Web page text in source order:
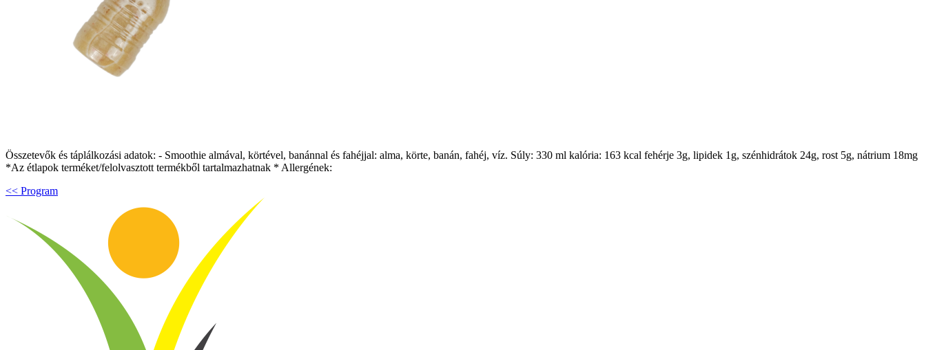
Összetevők és táplálkozási adatok: - Smoothie almával, körtével, banánnal és fahéjjal: alma, körte, banán, fahéj, víz. Súly: 330 ml kalória: 163 kcal fehérje 3g, lipidek 1g, szénhidrátok 24g, rost 5g, nátrium 18mg
*Az étlapok terméket/felolvasztott termékből tartalmazhatnak * Allergének:
<< Program